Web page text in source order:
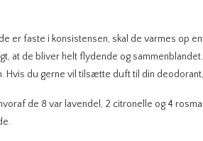
er faste i konsistensen, skal de varmes op
at de bliver helt flydende og
Hvis du gerne vil tilsætte duft til din
de 8 var lavendel, 2 citronelle og 4